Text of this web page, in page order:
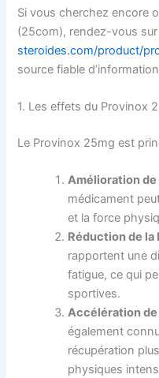
Si vous cherchez encore
(25com), rendez-vous sur
steroides.com/product/
source fiable
1. Les effets du Provinox
Le Provinox 25mg est
Amélioration de
médicament
et la force
Réduction de la
rapportent une
fatigue, ce qui
sportives.
Accélération de
également
récupération
physiques